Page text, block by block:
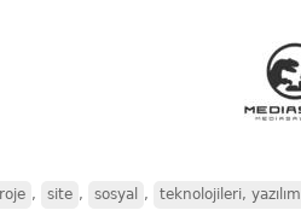
, site , sosyal , teknolojileri, yazılım